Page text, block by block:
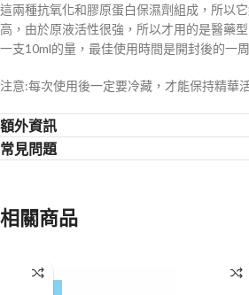
這兩種抗氧化和膠原蛋白保濕劑組成，所以
高，由於原液活性很強，所以才用的是醫藥
一支10ml的量，最佳使用時間是開封後的一周
注意:每次使用後一定要冷藏，才能保持精華
額外資訊
常見問題
相關商品